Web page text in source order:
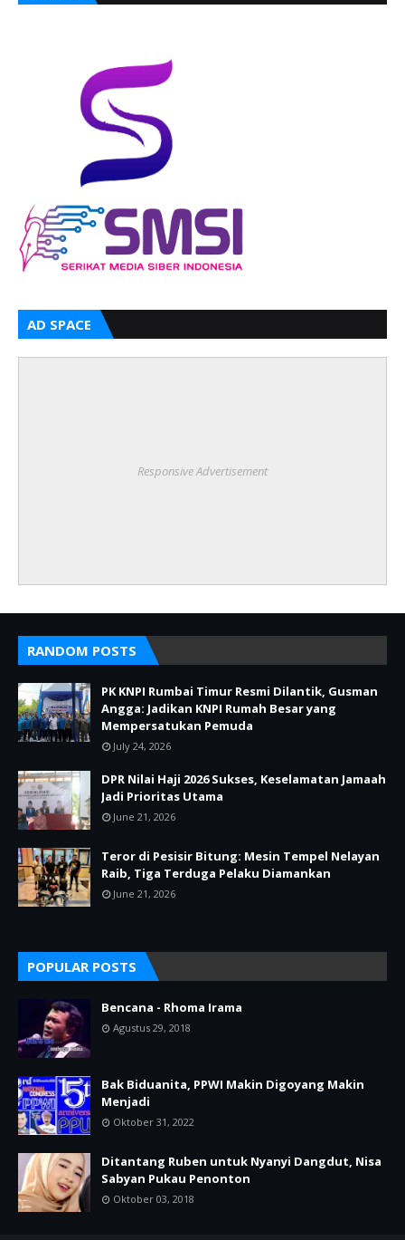
AD SPACE
Responsive Advertisement
RANDOM POSTS
PK KNPI Rumbai Timur Resmi Dilantik, Gusman
Angga: Jadikan KNPI Rumah Besar yang
Mempersatukan Pemuda
July 24, 2026
DPR Nilai Haji 2026 Sukses, Keselamatan Jamaah
Jadi Prioritas Utama
June 21, 2026
Teror di Pesisir Bitung: Mesin Tempel Nelayan
Raib, Tiga Terduga Pelaku Diamankan
June 21, 2026
POPULAR POSTS
Bencana - Rhoma Irama
Agustus 29, 2018
Bak Biduanita, PPWI Makin Digoyang Makin
Menjadi
Oktober 31, 2022
Ditantang Ruben untuk Nyanyi Dangdut, Nisa
Sabyan Pukau Penonton
Oktober 03, 2018